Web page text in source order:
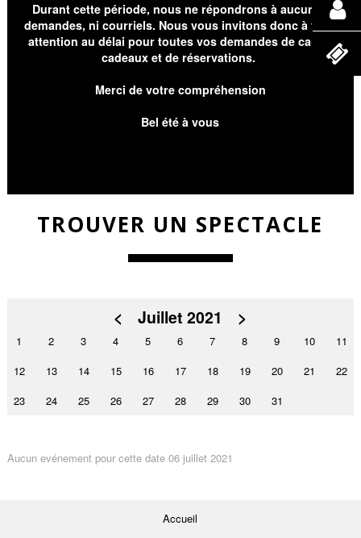
Durant cette période, nous ne répondrons à aucunes
demandes, ni courriels. Nous vous invitons donc à faire
attention au délai pour toutes vos demandes de cartes
cadeaux et de réservations.
Merci de votre compréhension
Bel été à vous
TROUVER UN SPECTACLE
< Juillet 2021 >
1 2 3 4 5 6 7 8 9 10
11
12
13 14 15 16 17 18 19 20 21
22
23
24 25 26 27 28 29 30 31
Aucun evénement pour cette date 06 juillet 2021
Accueil